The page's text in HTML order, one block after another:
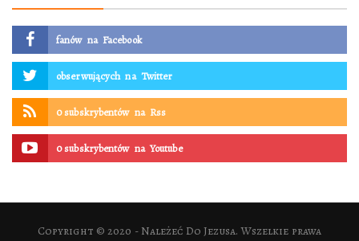
fanów na Facebook
obserwujących na Twitter
0 subskrybentów na Rss
0 subskrybentów na Youtube
Copyright © 2020 - Należeć Do Jezusa. Wszelkie prawa